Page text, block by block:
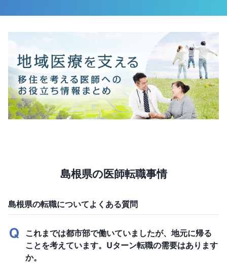
島根県の医師転職事情
島根県の転職についてよくある質問
これまでは都市部で働いていましたが、地元に帰る
ことを考えています。Uターン転職の需要はあります
か。